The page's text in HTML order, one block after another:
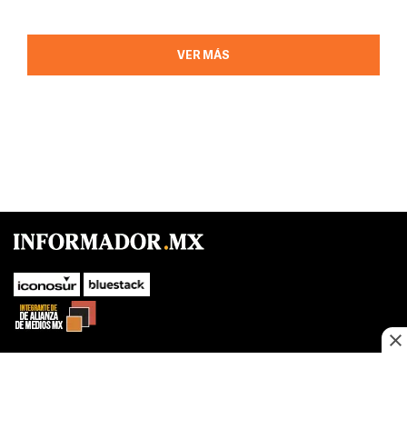
VER MÁS